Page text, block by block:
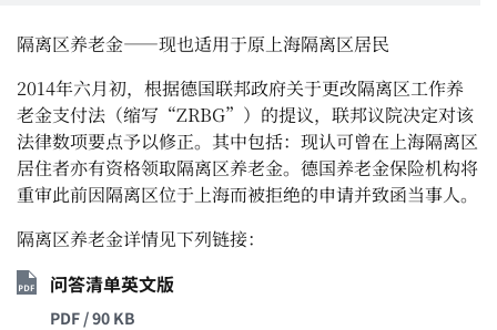
隔离区养老金——现也适用于原上海隔离区居民
2014年六月初，根据德国联邦政府关于更改隔离区工作养
老金支付法（缩写“ZRBG”）的提议，联邦议院决定对该
法律数项要点予以修正。其中包括：现认可曾在上海隔离区
居住者亦有资格领取隔离区养老金。德国养老金保险机构将
重审此前因隔离区位于上海而被拒绝的申请并致函当事人。
隔离区养老金详情见下列链接：
问答清单英文版
PDF / 90 KB